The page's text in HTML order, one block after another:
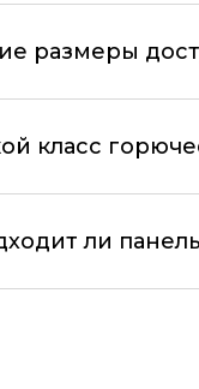
размеры
класс
ли